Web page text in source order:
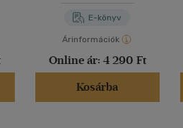
E-könyv
Árinformációk
Online ár: 4 290 Ft
Kosárba